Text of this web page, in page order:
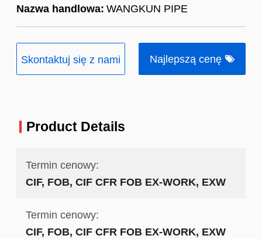
Nazwa handlowa: WANGKUN PIPE
Skontaktuj się z nami Najlepszą cenę
Product Details
Termin cenowy:
CIF, FOB, CIF CFR FOB EX-WORK, EXW
Termin cenowy:
CIF, FOB, CIF CFR FOB EX-WORK, EXW